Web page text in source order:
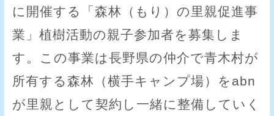
に開催する「森林（もり）の里親促進事
業」植樹活動の親子参加者を募集しま
す。この事業は長野県の仲介で青木村が
所有する森林（横手キャンプ場）をabn
が里親として契約し一緒に整備していく